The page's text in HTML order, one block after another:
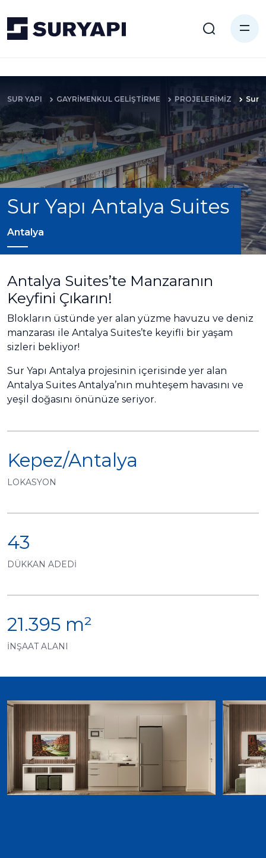
SUR YAPI GAYRİMENKUL GELİŞTİRME PROJELERİMİZ Sur
Sur Yapı Antalya Suites
Antalya
Antalya Suites’te Manzaranın
Keyfini Çıkarın!
Blokların üstünde yer alan yüzme havuzu ve deniz
manzarası ile Antalya Suites’te keyifli bir yaşam
sizleri bekliyor!
Sur Yapı Antalya projesinin içerisinde yer alan
Antalya Suites Antalya’nın muhteşem havasını ve
yeşil doğasını önünüze seriyor.
Kepez/Antalya
LOKASYON
43
DÜKKAN ADEDİ
21.395 m²
İNŞAAT ALANI